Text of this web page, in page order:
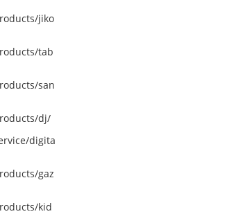
jiko
tab
san
dj/
digita
gaz
kid